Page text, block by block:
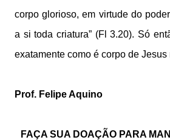
corpo glorioso, em virtude do
a si toda criatura” (Fl 3.20). Só
exatamente como é corpo de Jesus
Prof. Felipe Aquino
FAÇA SUA DOAÇÃO PARA